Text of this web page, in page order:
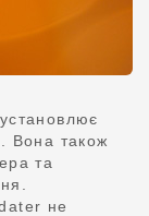
Вона також
та
не